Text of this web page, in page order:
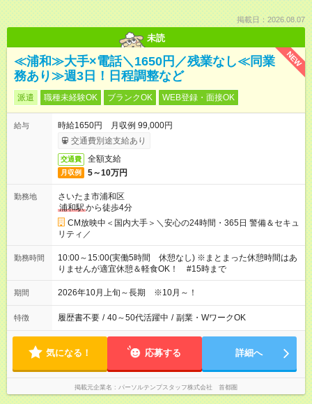
掲載日：2026.08.07
未読
NEW
≪浦和≫大手×電話＼1650円／残業なし≪同業
務あり≫週3日！日程調整など
派遣 職種未経験OK ブランクOK WEB登録・面接OK
給与
時給1650円 月収例 99,000円
交通費別途支給あり
交通費 全額支給
月収例 5～10万円
勤務地
さいたま市浦和区
浦和駅から徒歩4分
CM放映中＜国内大手＞＼安心の24時間・365日 警備＆セキュ
リティ／
勤務時間
10:00～15:00(実働5時間 休憩なし) ※まとまった休憩時間はあ
りませんが適宜休憩＆軽食OK！ #15時まで
期間 2026年10月上旬～長期 ※10月～！
特徴 履歴書不要 / 40～50代活躍中 / 副業・WワークOK
気になる！ 応募する 詳細へ
掲載元企業名 パーソルテンプスタッフ株式会社 首都圏